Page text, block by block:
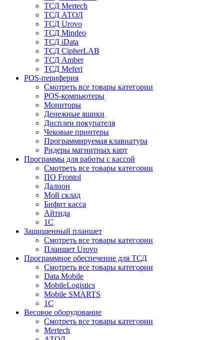
ТСД Mertech
ТСД АТОЛ
ТСД Urovo
ТСД Mindeo
ТСД iData
ТСД CipherLAB
ТСД Amber
ТСД Meferi
POS-периферия
Смотреть все товары категории
POS-компьютеры
Мониторы
Денежные ящики
Дисплеи покупателя
Чековые принтеры
Программируемая клавиатура
Ридеры магнитных карт
Программы для работы с кассой
Смотреть все товары категории
ПО Frontol
Далион
Мой склад
Бифит касса
Айтида
1С
Защищенный планшет
Смотреть все товары категории
Планшет Urovo
Программное обеспечение для ТСД
Смотреть все товары категории
Data Mobile
MobileLogistics
Mobile SMARTS
1С
Весовое оборудование
Смотреть все товары категории
Mertech